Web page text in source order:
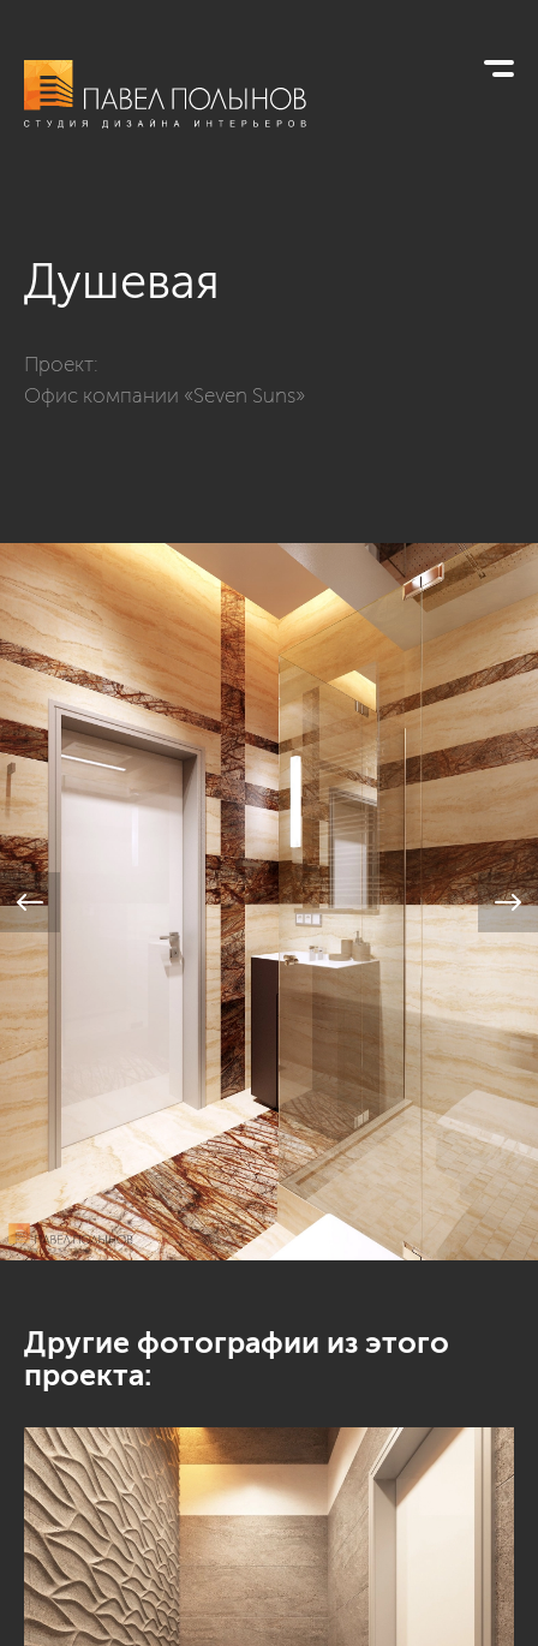
Душевая
Проект:
Офис компании «Seven Suns»
Другие фотографии из этого
проекта: